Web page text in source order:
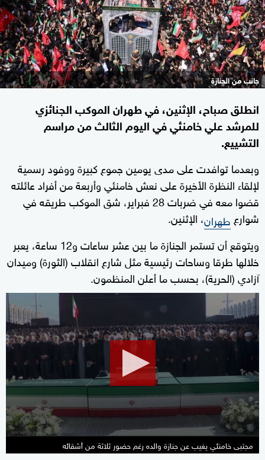
جانب من الجنازة
انطلق صباح، الإثنين، في طهران الموكب الجنائزي
للمرشد علي خامنئي في اليوم الثالث من مراسم
التشييع.
وبعدما توافدت على مدى يومين جموع كبيرة ووفود رسمية
لإلقاء النظرة الأخيرة على نعش خامنئي وأربعة من أفراد عائلته
قضوا معه في ضربات 28 فبراير، شق الموكب طريقه في
شوارع طهران، الإثنين.
ويتوقع أن تستمر الجنازة ما بين عشر ساعات و12 ساعة، يعبر
خلالها طرقا وساحات رئيسية مثل شارع انقلاب (الثورة) وميدان
آزادي (الحرية)، بحسب ما أعلن المنظمون.
seconds
of
1
minute,
41
seconds
مجتبى خامنئي يغيب عن جنازة والده رغم حضور ثلاثة من أشقائه